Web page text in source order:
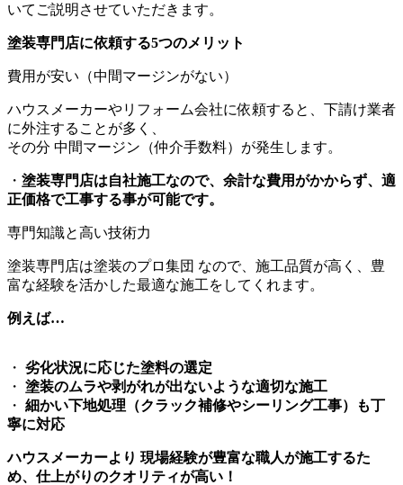
いてご説明させていただきます。
塗装専門店に依頼する5つのメリット
費用が安い（中間マージンがない）
ハウスメーカーやリフォーム会社に依頼すると、下請け業者
に外注することが多く、
その分 中間マージン（仲介手数料）が発生します。
・ 塗装専門店は自社施工なので、余計な費用がかからず、適
正価格で工事する事が可能です。
専門知識と高い技術力
塗装専門店は塗装のプロ集団 なので、施工品質が高く、豊
富な経験を活かした最適な施工をしてくれます。
例えば…
・ 劣化状況に応じた塗料の選定
・ 塗装のムラや剥がれが出ないような適切な施工
・ 細かい下地処理（クラック補修やシーリング工事）も丁
寧に対応
ハウスメーカーより 現場経験が豊富な職人が施工するた
め、仕上がりのクオリティが高い！